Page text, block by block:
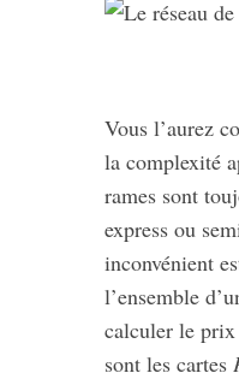
Vous l’aurez
la complexité
rames sont
express ou
inconvénient
l’ensemble
calculer le prix
sont les cartes